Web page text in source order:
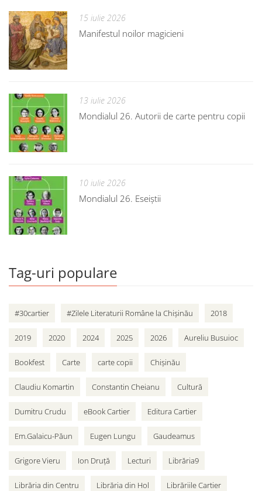
15 iulie 2026
Manifestul noilor magicieni
13 iulie 2026
Mondialul 26. Autorii de carte pentru copii
10 iulie 2026
Mondialul 26. Eseiștii
Tag-uri populare
#30cartier #Zilele Literaturii Române la Chișinău 2018
2019 2020 2024 2025 2026 Aureliu Busuioc
Bookfest Carte carte copii Chișinău
Claudiu Komartin Constantin Cheianu Cultură
Dumitru Crudu eBook Cartier Editura Cartier
Em.Galaicu-Păun Eugen Lungu Gaudeamus
Grigore Vieru Ion Druță Lecturi Librăria9
Librăria din Centru Librăria din Hol Librăriile Cartier